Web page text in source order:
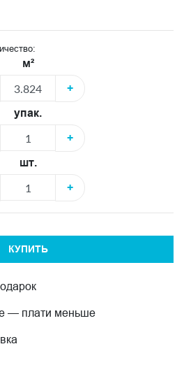
м²
+
упак.
+
шт.
+
КУПИТЬ
— плати меньше